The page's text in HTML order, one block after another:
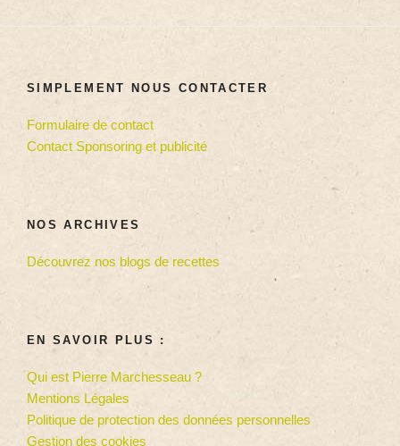
SIMPLEMENT NOUS CONTACTER
Formulaire de contact
Contact Sponsoring et publicité
NOS ARCHIVES
Découvrez nos blogs de recettes
EN SAVOIR PLUS :
Qui est Pierre Marchesseau ?
Mentions Légales
Politique de protection des données personnelles
Gestion des cookies